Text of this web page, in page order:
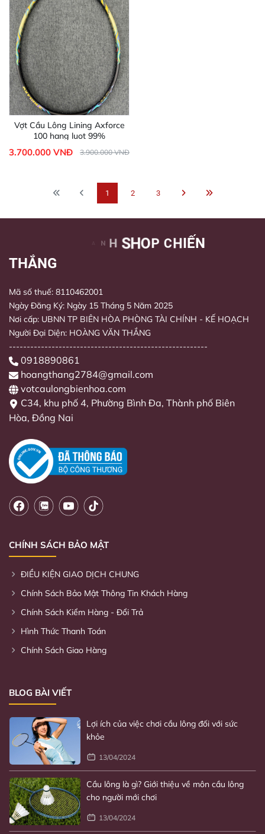
Vợt Cầu Lông Lining Axforce
100 hang luot 99%
3.700.000 VNĐ 3.900.000 VNĐ
1 2 3
Mã số thuế: 8110462001
Ngày Đăng Ký: Ngày 15 Tháng 5 Năm 2025
Nơi cấp: UBNN TP BIÊN HÒA PHÒNG TÀI CHÍNH - KẾ HOẠCH
Người Đại Diện: HOÀNG VĂN THẮNG
--------------------------------------------------------
0918890861
hoangthang2784@gmail.com
votcaulongbienhoa.com
C34, khu phố 4, Phường Bình Đa, Thành phố Biên
Hòa, Đồng Nai
CHÍNH SÁCH BẢO MẬT
ĐIỀU KIỆN GIAO DỊCH CHUNG
Chính Sách Bảo Mật Thông Tin Khách Hàng
Chính Sách Kiểm Hàng - Đổi Trả
Hình Thức Thanh Toán
Chính Sách Giao Hàng
BLOG BÀI VIẾT
cao
31/01/2024
Cầu lông là gì? Giới thiệu về môn cầu lông
cho người mới chơi
13/04/2024
Chọn vợt cho người mới bắt đầu chơi
31/01/2024